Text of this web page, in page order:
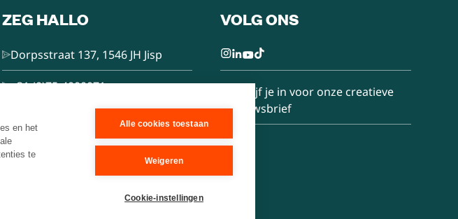
ZEG HALLO
Dorpsstraat 137, 1546 JH Jisp
+31 (0)75-4000071
hello@brainbakery.com
VOLG ONS
Schrijf je in voor onze creatieve
nieuwsbrief
en het
te
Alle cookies toestaan
Weigeren
Cookie-instellingen